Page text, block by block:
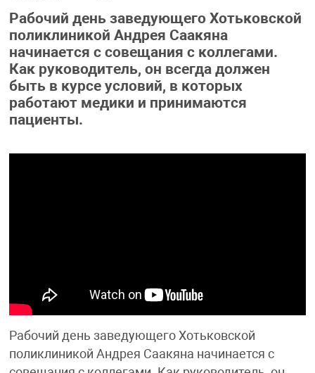
Рабочий день заведующего Хотьковской
поликлиникой Андрея Саакяна
начинается с совещания с коллегами.
Как руководитель, он всегда должен
быть в курсе условий, в которых
работают медики и принимаются
пациенты.
Рабочий день заведующего Хотьковской
поликлиникой Андрея Саакяна начинается с